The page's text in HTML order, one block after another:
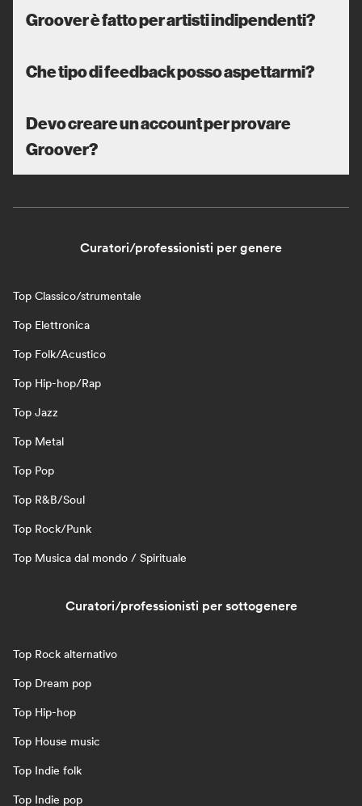
Groover è fatto per artisti indipendenti?
Che tipo di feedback posso aspettarmi?
Devo creare un account per provare
Groover?
Curatori/professionisti per genere
Top Classico/strumentale
Top Elettronica
Top Folk/Acustico
Top Hip-hop/Rap
Top Jazz
Top Metal
Top Pop
Top R&B/Soul
Top Rock/Punk
Top Musica dal mondo / Spirituale
Curatori/professionisti per sottogenere
Top Rock alternativo
Top Dream pop
Top Hip-hop
Top House music
Top Indie folk
Top Indie pop